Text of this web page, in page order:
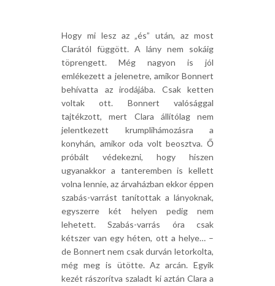
Hogy mi lesz az „és” után, az most
Clarától függött. A lány nem sokáig
töprengett. Még nagyon is jól
emlékezett a jelenetre, amikor Bonnert
behívatta az irodájába. Csak ketten
voltak ott. Bonnert valósággal
tajtékzott, mert Clara állítólag nem
jelentkezett krumplihámozásra a
konyhán, amikor oda volt beosztva. Ő
próbált védekezni, hogy hiszen
ugyanakkor a tanteremben is kellett
volna lennie, az árvaházban ekkor éppen
szabás-varrást tanítottak a lányoknak,
egyszerre két helyen pedig nem
lehetett. Szabás-varrás óra csak
kétszer van egy héten, ott a helye… –
de Bonnert nem csak durván letorkolta,
még meg is ütötte. Az arcán. Egyik
kezét rászorítva szaladt ki aztán Clara a